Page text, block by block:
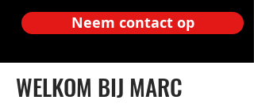
Neem contact op
WELKOM BIJ MARC